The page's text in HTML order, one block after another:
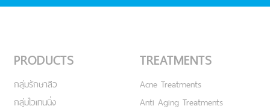
PRODUCTS
กลุ่มรักษาสิว
กลุ่มไวเทนนิ่ง
TREATMENTS
Acne Treatments
Anti Aging Treatments